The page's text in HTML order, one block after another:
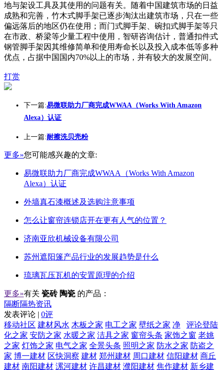
地与架设工具及其使用的问题有关。随着中国建筑市场的日益
成熟和完善，竹木式脚手架已逐步淘汰出建筑市场，只在一些
偏远落后的地区仍在使用；而门式脚手架、碗扣式脚手架等只
在市政、桥梁等少量工程中使用，智研咨询估计，普通扣件式
钢管脚手架因其维修简单和使用寿命长以及投入成本低等多种
优点，占据中国国内70%以上的市场，并有较大的发展空间。
打赏
下一篇:易微联助力厂商完成WWAA（Works With Amazon
Alexa）认证
上一篇:耐擦洗贝壳粉
更多»您可能感兴趣的文章:
易微联助力厂商完成WWAA（Works With Amazon
Alexa）认证
外墙真石漆概述及选购注意事项
怎么让窗帘连锁店开在更有人气的位置？
济南亚欣机械设备有限公司
苏州遮阳篷产品行业的发展趋势是什么
琉璃瓦压瓦机的安置原理的介绍
更多»有关 瓷砖 陶瓷 的产品：
隔断隔热资讯
发表评论 | 0评
评论登陆
移动社区 建材风水 木板之家 电工之家 壁纸之家 净
化之家 安防之家 水暖之家 洁具之家 窗帘头条 家饰之窗 老姚
之家 灯饰之家 电气之家 全景头条 照明之家 防水之家 防盗之
家 博一建材 区快洞察 建材 郑州建材 周口建材 信阳建材 商丘
建材 南阳建材 漯河建材 许昌建材 濮阳建材 焦作建材 新乡建